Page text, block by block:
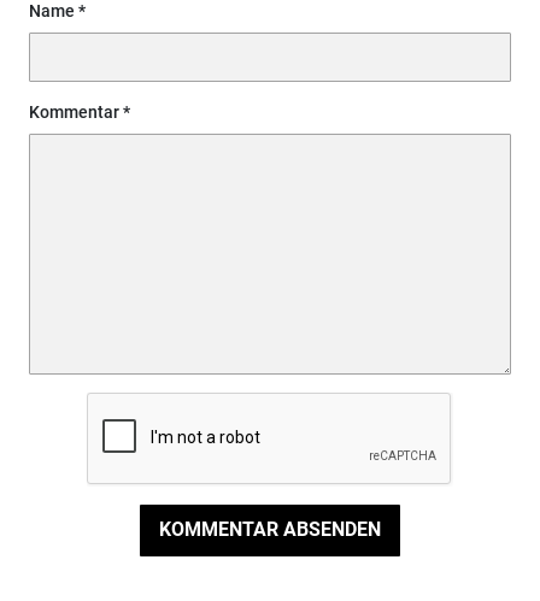
Name
Kommentar
KOMMENTAR ABSENDEN